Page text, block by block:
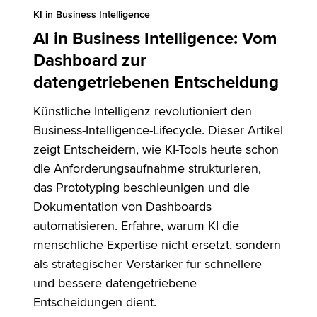
KI in Business Intelligence
AI in Business Intelligence: Vom
Dashboard zur
datengetriebenen Entscheidung
Künstliche Intelligenz revolutioniert den
Business-Intelligence-Lifecycle. Dieser Artikel
zeigt Entscheidern, wie KI-Tools heute schon
die Anforderungsaufnahme strukturieren,
das Prototyping beschleunigen und die
Dokumentation von Dashboards
automatisieren. Erfahre, warum KI die
menschliche Expertise nicht ersetzt, sondern
als strategischer Verstärker für schnellere
und bessere datengetriebene
Entscheidungen dient.